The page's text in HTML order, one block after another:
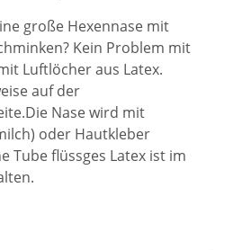
große Hexennase mit
Kein Problem mit
Luftlöcher aus Latex.
auf der
Nase wird mit
oder Hautkleber
Tube flüssges Latex ist im